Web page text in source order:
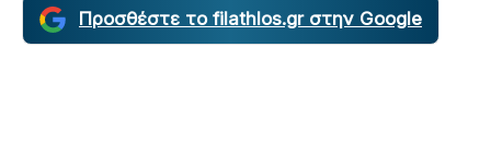
Προσθέστε το filathlos.gr στην Google